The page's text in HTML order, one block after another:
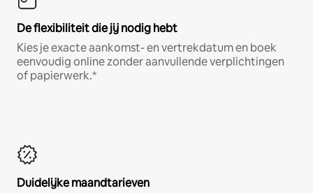
De flexibiliteit die jij nodig hebt
Kies je exacte aankomst- en vertrekdatum en boek
eenvoudig online zonder aanvullende verplichtingen
of papierwerk.*
Duidelijke maandtarieven